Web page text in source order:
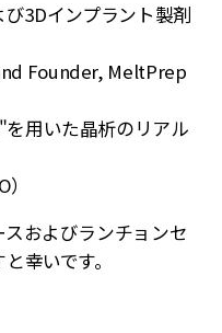
3Dインプラント製剤
Founder, MeltPrep
用いた晶析のリアル
およびランチョンセ
幸いです。